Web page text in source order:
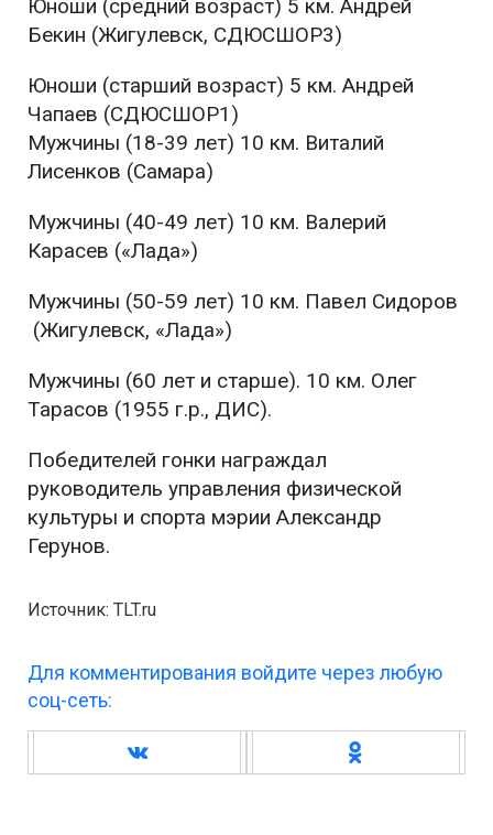
Юноши (средний возраст) 5 км. Андрей
Бекин (Жигулевск, СДЮСШОР3)
Юноши (старший возраст) 5 км. Андрей
Чапаев (СДЮСШОР1)
Мужчины (18-39 лет) 10 км. Виталий
Лисенков (Самара)
Мужчины (40-49 лет) 10 км. Валерий
Карасев («Лада»)
Мужчины (50-59 лет) 10 км. Павел Сидоров
(Жигулевск, «Лада»)
Мужчины (60 лет и старше). 10 км. Олег
Тарасов (1955 г.р., ДИС).
Победителей гонки награждал
руководитель управления физической
культуры и спорта мэрии Александр
Герунов.
Источник: TLT.ru
Для комментирования войдите через любую
соц-сеть: